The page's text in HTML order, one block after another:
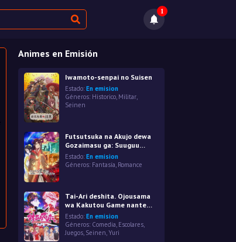
1
Animes en Emisión
Iwamoto-senpai no Suisen
Estado: En emision
Géneros: Historico, Militar
Seinen
Futsutsuka na Akujo dewa
Gozaimasu ga: Suuguu
Chouso Torikae Den
Estado: En emision
Géneros: Fantasía, Romance
Tai-Ari deshita. Ojousama
wa Kakutou Game nante
Shinai
Estado: En emision
Géneros: Comedia Escolares
Juegos Seinen Yuri